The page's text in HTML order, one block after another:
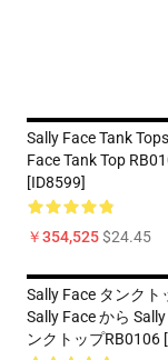
Sally Face Tank
Face Tank Top
[ID8599]
￥354,525$24.45
Sally Face タンクト
Sally Face から
ンクトップRB0106